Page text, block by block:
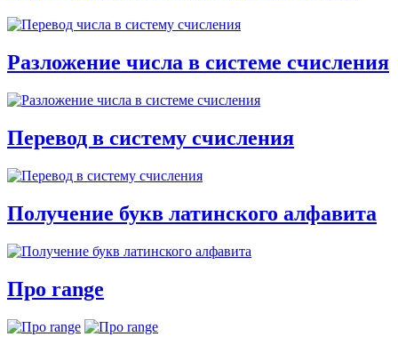
Разложение числа в системе счисления
Перевод в систему счисления
Получение букв латинского алфавита
Про range